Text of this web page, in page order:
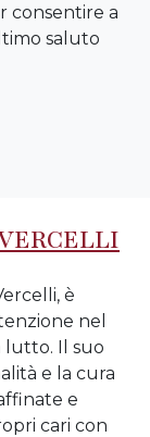
consentire a
saluto
è
nel
lutto. Il suo
e la cura
e
cari con